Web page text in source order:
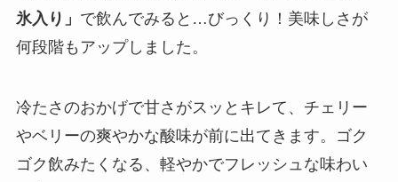
氷入り」 で飲んでみると…びっくり！美味しさが
何段階もアップしました。
冷たさのおかげで甘さがスッとキレて、チェリー
やベリーの爽やかな酸味が前に出てきます。ゴク
ゴク飲みたくなる、軽やかでフレッシュな味わい